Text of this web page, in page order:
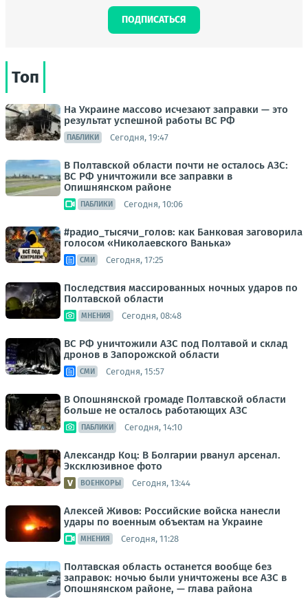
ПОДПИСАТЬСЯ
Топ
На Украине массово исчезают заправки — это
результат успешной работы ВС РФ
ПАБЛИКИ Сегодня, 19:47
В Полтавской области почти не осталось АЗС:
ВС РФ уничтожили все заправки в
Опишнянском районе
ПАБЛИКИ Сегодня, 10:06
#радио_тысячи_голов: как Банковая заговорила
голосом «Николаевского Ванька»
СМИ Сегодня, 17:25
Последствия массированных ночных ударов по
Полтавской области
МНЕНИЯ Сегодня, 08:48
ВС РФ уничтожили АЗС под Полтавой и склад
дронов в Запорожской области
СМИ Сегодня, 15:57
В Опошнянской громаде Полтавской области
больше не осталось работающих АЗС
ПАБЛИКИ Сегодня, 14:10
Александр Коц: В Болгарии рванул арсенал.
Эксклюзивное фото
ВОЕНКОРЫ Сегодня, 13:44
Алексей Живов: Российские войска нанесли
удары по военным объектам на Украине
МНЕНИЯ Сегодня, 11:28
Полтавская область останется вообще без
заправок: ночью были уничтожены все АЗС в
Опошнянском районе, — глава района